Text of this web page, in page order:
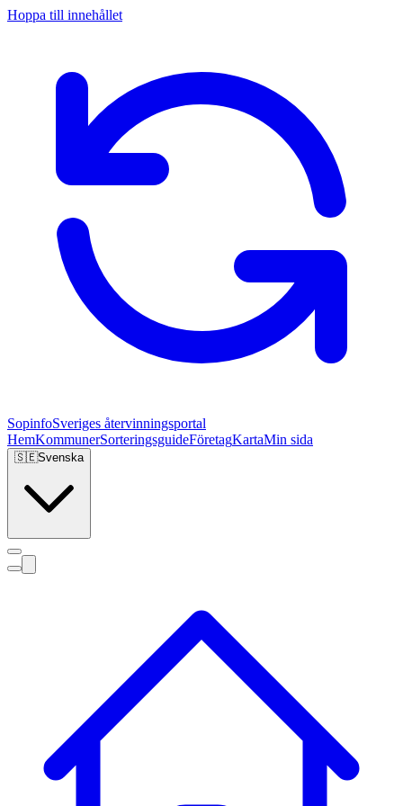
Hoppa till innehållet
SopinfoSveriges återvinningsportal
HemKommunerSorteringsguideFöretagKartaMin sida
🇸🇪Svenska